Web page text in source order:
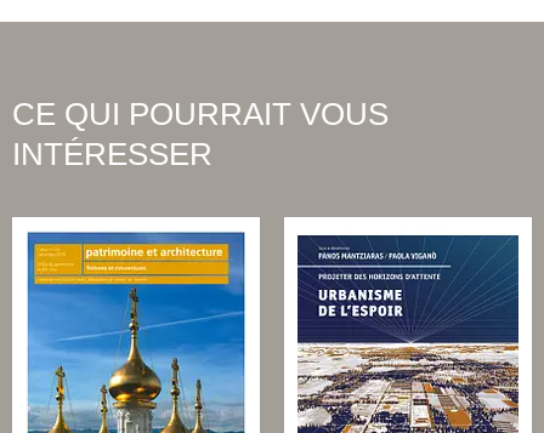
CE QUI POURRAIT VOUS
INTÉRESSER